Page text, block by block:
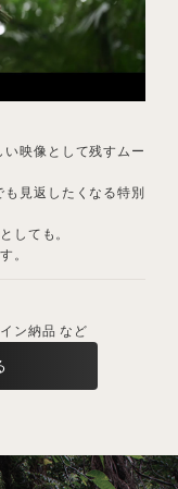
映像として残すムー
見返したくなる特別
しても。
。
ン納品 など